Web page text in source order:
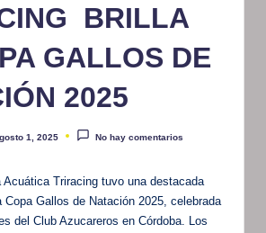
BRILLA
GALLOS DE
2025
1, 2025 No hay comentarios
Acuática Triracing tuvo una destacada
Copa Gallos de Natación 2025, celebrada
del Club Azucareros en Córdoba. Los